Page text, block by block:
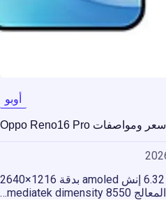
أوبو
سعر ومواصفات Oppo Reno16 Pro
العنصر التفاصيل الشاشة 6.32 إنش amoled بدقة 1216×2640